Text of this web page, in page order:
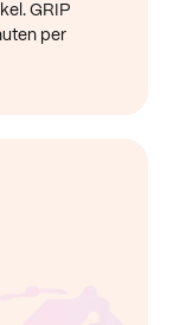
GRIP
per